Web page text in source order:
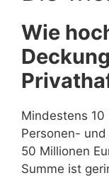
Wie
Mindestens 10
Personen-
50 Millionen
Summe ist